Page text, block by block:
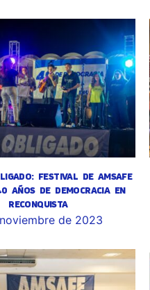
FESTIVAL DE AMSAFE
AÑOS DE DEMOCRACIA EN
RECONQUISTA
de 2023